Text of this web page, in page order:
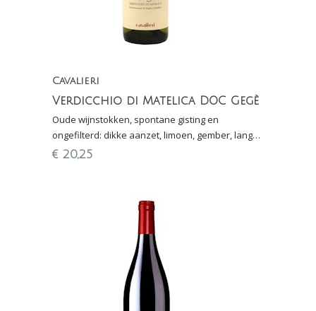
Cavalieri
Verdicchio di Matelica DOC Gegè
Oude wijnstokken, spontane gisting en
ongefilterd: dikke aanzet, limoen, gember, lange
finale; Finalewijn Proefschrift 2022: 9-/10 punten
€ 20,25